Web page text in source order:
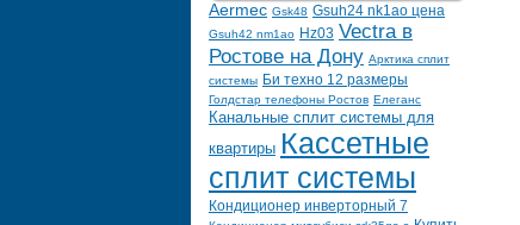
Aermec Gsk48 Gsuh24 nk1ao цена
Gsuh42 nm1ao Hz03 Vectra в
Ростове на Дону Арктика сплит
системы Би техно 12 размеры
Голдстар телефоны Ростов Елеганс
Канальные сплит системы для
квартиры Кассетные
сплит системы
Кондиционер инверторный 7